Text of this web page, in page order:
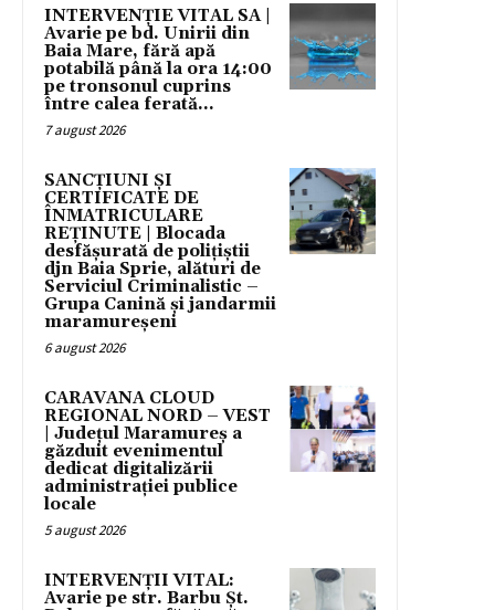
INTERVENȚIE VITAL SA |
Avarie pe bd. Unirii din
Baia Mare, fără apă
potabilă până la ora 14:00
pe tronsonul cuprins
între calea ferată...
7 august 2026
SANCȚIUNI ȘI
CERTIFICATE DE
ÎNMATRICULARE
REȚINUTE | Blocada
desfășurată de polițiștii
djn Baia Sprie, alături de
Serviciul Criminalistic –
Grupa Canină și jandarmii
maramureșeni
6 august 2026
CARAVANA CLOUD
REGIONAL NORD – VEST
| Județul Maramureș a
găzduit evenimentul
dedicat digitalizării
administrației publice
locale
5 august 2026
INTERVENȚII VITAL:
Avarie pe str. Barbu Șt.